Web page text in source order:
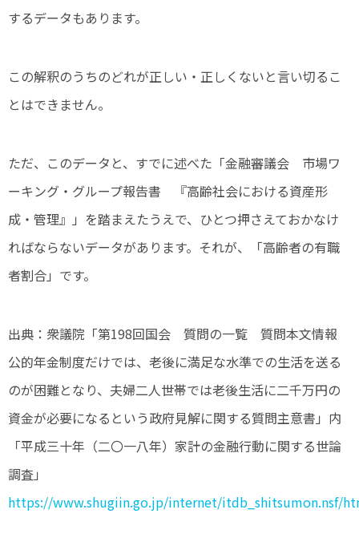
するデータもあります。
この解釈のうちのどれが正しい・正しくないと言い切るこ
とはできません。
ただ、このデータと、すでに述べた「金融審議会 市場ワ
ーキング・グループ報告書 『高齢社会における資産形
成・管理』」を踏まえたうえで、ひとつ押さえておかなけ
ればならないデータがあります。それが、「高齢者の有職
者割合」です。
出典： 衆議院「第198回国会 質問の一覧 質問本文情報
公的年金制度だけでは、老後に満足な水準での生活を送る
のが困難となり、夫婦二人世帯では老後生活に二千万円の
資金が必要になるという政府見解に関する質問主意書」内
「平成三十年（二〇一八年）家計の金融行動に関する世論
調査」
https://www.shugiin.go.jp/internet/itdb_shitsumon.nsf/